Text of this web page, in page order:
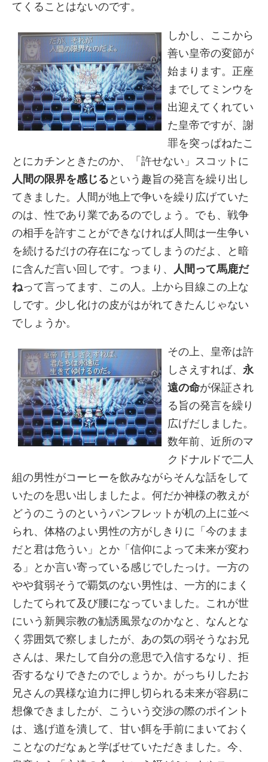
てくることはないのです。
しかし、ここから
善い皇帝の変節が
始まります。正座
までしてミンウを
出迎えてくれてい
た皇帝ですが、謝
罪を突っぱねたこ
とにカチンときたのか、「許せない」スコットに
人間の限界を感じる という趣旨の発言を繰り出し
てきました。人間が地上で争いを繰り広げていた
のは、性であり業であるのでしょう。でも、戦争
の相手を許すことができなければ人間は一生争い
を続けるだけの存在になってしまうのだよ、と暗
に含んだ言い回しです。つまり、 人間って馬鹿だ
ねって言ってます、この人。上から目線この上な
しです。少し化けの皮がはがれてきたんじゃない
でしょうか。
その上、皇帝は許
しさえすれば、 永
遠の命が保証され
る旨の発言を繰り
広げだしました。
数年前、近所のマ
クドナルドで二人
組の男性がコーヒーを飲みながらそんな話をして
いたのを思い出しましたよ。何だか神様の教えが
どうのこうのというパンフレットが机の上に並べ
られ、体格のよい男性の方がしきりに「今のまま
だと君は危うい」とか「信仰によって未来が変わ
る」とか言い寄っている感じでしたっけ。一方の
やや貧弱そうで覇気のない男性は、一方的にまく
したてられて及び腰になっていました。これが世
にいう新興宗教の勧誘風景なのかなと、なんとな
く雰囲気で察しましたが、あの気の弱そうなお兄
さんは、果たして自分の意思で入信するなり、拒
否するなりできたのでしょうか。がっちりしたお
兄さんの異様な迫力に押し切られる未来が容易に
想像できましたが、こういう交渉の際のポイント
は、逃げ道を潰して、甘い餌を手前にまいておく
ことなのだなぁと学ばせていただきました。今、